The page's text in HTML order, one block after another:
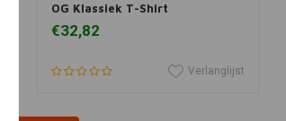
OG Klassiek T-Shirt
€32,82
Verlanglijst